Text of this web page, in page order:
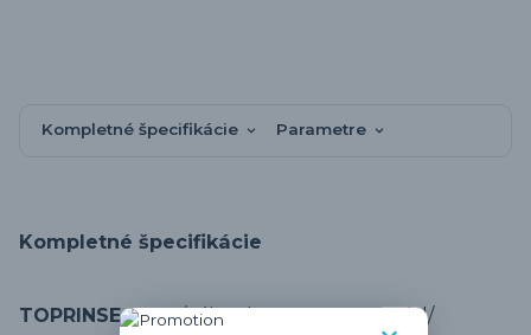
Kompletné špecifikácie Parametre
Kompletné špecifikácie
TOPRINSE 10kg/náhrada za Somat Spezial/